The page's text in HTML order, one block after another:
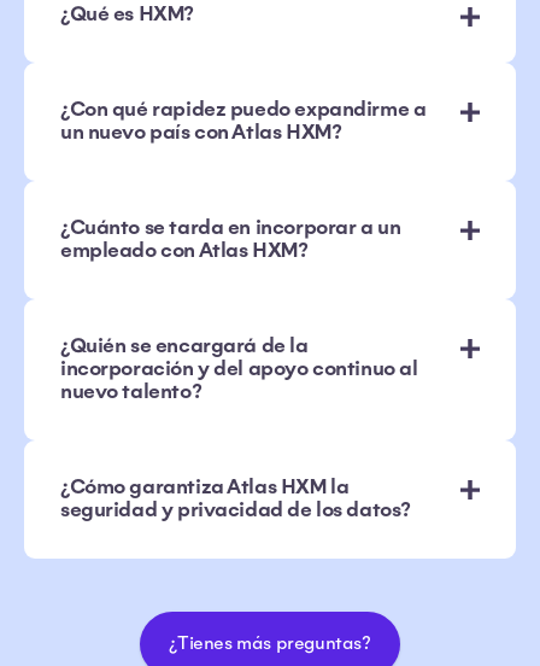
¿Qué es HXM?
¿Con qué rapidez puedo expandirme a
un nuevo país con Atlas HXM?
¿Cuánto se tarda en incorporar a un
empleado con Atlas HXM?
¿Quién se encargará de la
incorporación y del apoyo continuo al
nuevo talento?
¿Cómo garantiza Atlas HXM la
seguridad y privacidad de los datos?
¿Tienes más preguntas?